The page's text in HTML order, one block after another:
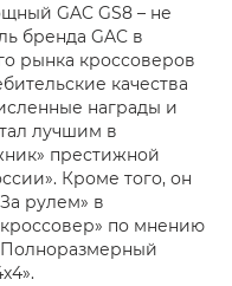
GAC GS8 – не
бренда GAC в
рынка кроссоверов
качества
награды и
лучшим в
престижной
Кроме того, он
рулем» в
по мнению